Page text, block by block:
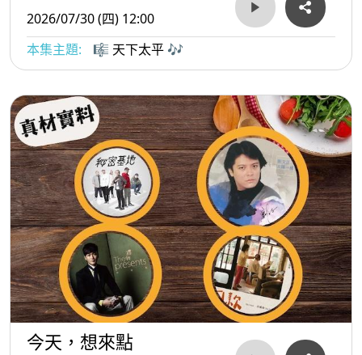
2026/07/30 (四) 12:00
本集主題:
🎼 天下太平 🎶
今天，想來點